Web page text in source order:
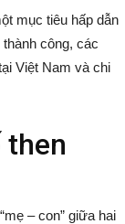
mục tiêu hấp dẫn
thành công, các
Việt Nam và chi
then
– con” giữa hai